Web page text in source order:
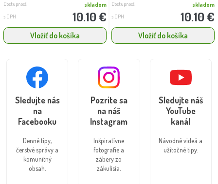
Dostupnosť: skladom
s DPH 10.10 €
Vložiť do košíka
Dostupnosť: skladom
s DPH 10.10 €
Vložiť do košíka
Sledujte nás
na
Facebooku
Denné tipy,
čerstvé správy a
komunitný
obsah.
Pozrite sa
na náš
Instagram
Inšpiratívne
fotografie a
zábery zo
zákulisia.
Sledujte náš
YouTube
kanál
Návodné videá a
užitočné tipy.